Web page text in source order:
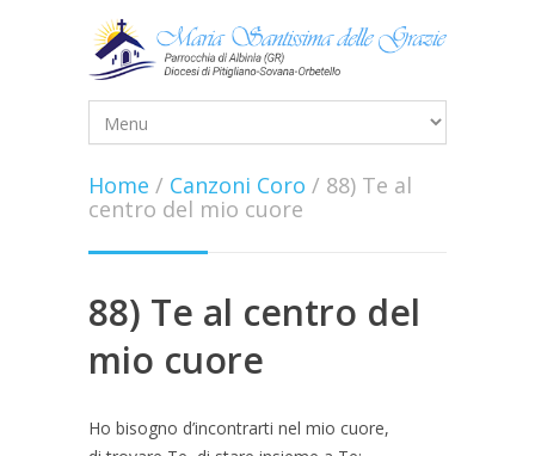
Home / Canzoni Coro / 88) Te al
centro del mio cuore
88) Te al centro del
mio cuore
Ho bisogno d’incontrarti nel mio cuore,